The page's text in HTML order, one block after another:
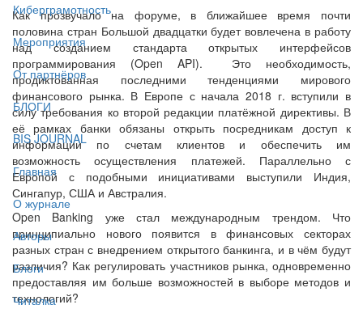
Киберграмотность
Мероприятия
От партнёров
БЛОГИ
BIS JOURNAL
Главная
О журнале
Авторы
Блоги
Читалка
Как прозвучало на форуме, в ближайшее время почти
половина стран Большой двадцатки будет вовлечена в работу
над созданием стандарта открытых интерфейсов
программирования (Open API). Это необходимость,
продиктованная последними тенденциями мирового
финансового рынка. В Европе с начала 2018 г. вступили в
силу требования ко второй редакции платёжной директивы. В
её рамках банки обязаны открыть посредникам доступ к
информации по счетам клиентов и обеспечить им
возможность осуществления платежей. Параллельно с
Европой с подобными инициативами выступили Индия,
Сингапур, США и Австралия.
Open Banking уже стал международным трендом. Что
принципиально нового появится в финансовых секторах
разных стран с внедрением открытого банкинга, и в чём будут
различия? Как регулировать участников рынка, одновременно
предоставляя им больше возможностей в выборе методов и
технологий?